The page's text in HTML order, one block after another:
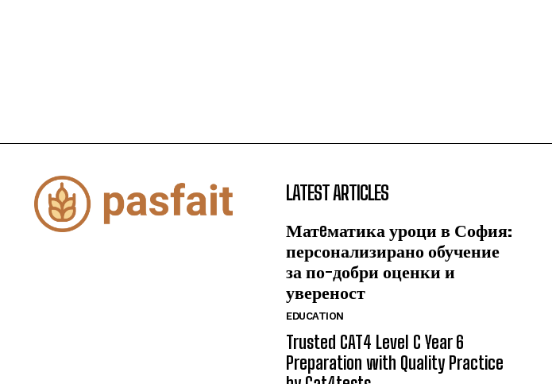
LATEST ARTICLES
Матeматика уроци в София:
персонализирано обучение
за по-добри оценки и
увереност
EDUCATION
Trusted CAT4 Level C Year 6
Preparation with Quality Practice